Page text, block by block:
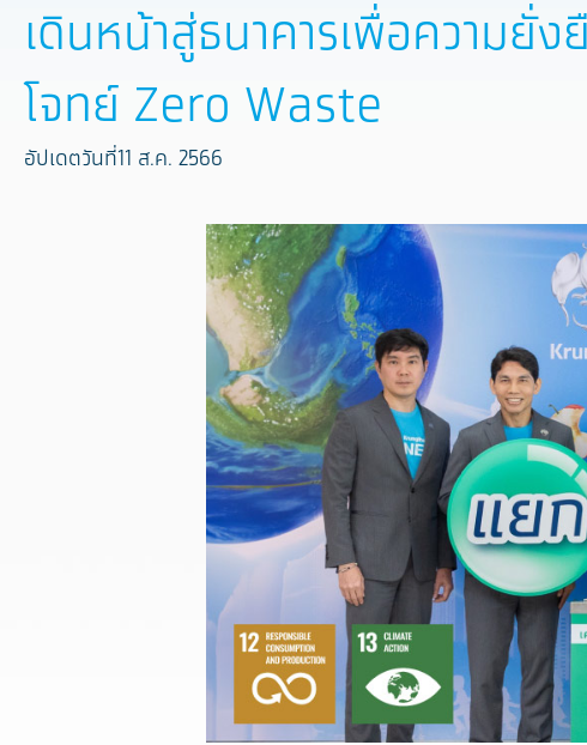
เดินหน้าสู่ธนาคารเพื่อความ
โจทย์ Zero Waste
อัปเดตวันที่11 ส.ค. 2566